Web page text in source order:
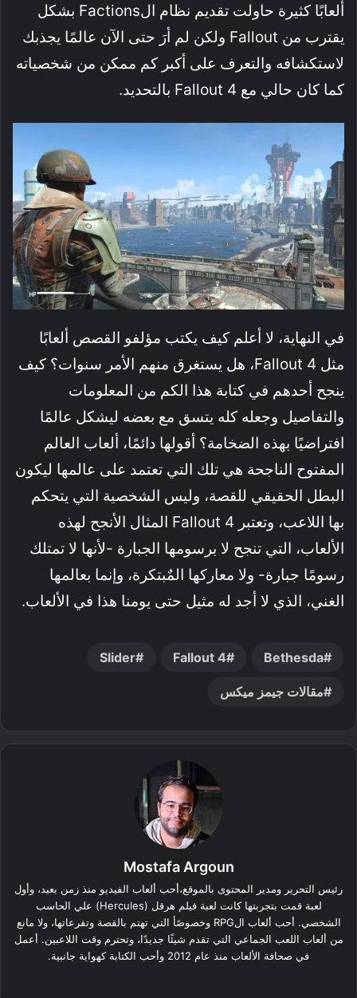
ألعابًا كثيرة حاولت تقديم نظام الFactions بشكل
يقترب من Fallout ولكن لم أرَ حتى الآن عالمًا يجذبك
لاستكشافه والتعرف على أكبر كم ممكن من شخصياته
كما كان حالي مع Fallout 4 بالتحديد.
في النهاية، لا أعلم كيف يكتب مؤلفو القصص ألعابًا
مثل Fallout 4، هل يستغرق منهم الأمر سنوات؟ كيف
ينجح أحدهم في كتابة هذا الكم من المعلومات
والتفاصيل وجعله كله يتسق مع بعضه ليشكل عالمًا
افتراضيًا بهذه الضخامة؟ أقولها دائمًا، ألعاب العالم
المفتوح الناجحة هي تلك التي تعتمد على عالمها ليكون
البطل الحقيقي للقصة، وليس الشخصية التي يتحكم
بها اللاعب، وتعتبر Fallout 4 المثال الأنجح لهذه
الألعاب، التي تنجح لا برسومها الجبارة -لأنها لا تمتلك
رسومًا جبارة- ولا معاركها المٌبتكرة، وإنما بعالمها
الغني، الذي لا أجد له مثيل حتى يومنا هذا في الألعاب.
Bethesda
Fallout 4
Slider
مقالات جيمز ميكس
Mostafa Argoun
رئيس التحرير ومدير المحتوى بالموقع،أحب ألعاب الفيديو منذ زمن بعيد، وأول
لعبة قمت بتجربتها كانت لعبة فيلم هرقل (Hercules) علي الحاسب
الشخصي. أحب ألعاب الRPG وخصوصًأ التي تهتم بالقصة وتفرعاتها، ولا مانع
من ألعاب اللعب الجماعي التي تقدم شيئًا جديدًا، وتحترم وقت اللاعبين. أعمل
في صحافة الألعاب منذ عام 2012 وأحب الكتابة كهواية جانبية.